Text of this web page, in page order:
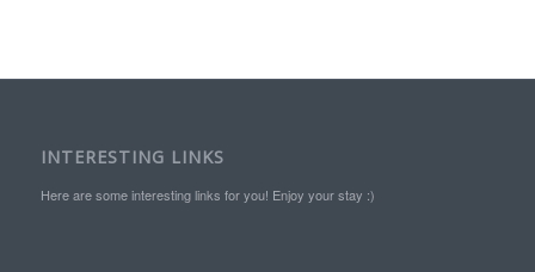
INTERESTING LINKS
Here are some interesting links for you! Enjoy your stay :)